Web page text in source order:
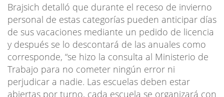
Brajsich detalló que durante el receso de invierno
personal de estas categorías pueden anticipar días
de sus vacaciones mediante un pedido de licencia
y después se lo descontará de las anuales como
corresponde, “se hizo la consulta al Ministerio de
Trabajo para no cometer ningún error ni
perjudicar a nadie. Las escuelas deben estar
abiertas por turno, cada escuela se organizará con